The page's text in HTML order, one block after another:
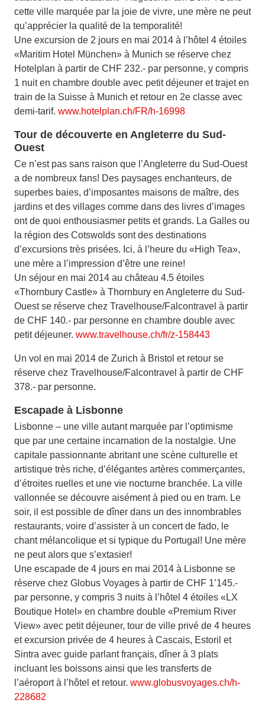
cette ville marquée par la joie de vivre, une mère ne peut
qu’apprécier la qualité de la temporalité!
Une excursion de 2 jours en mai 2014 à l’hôtel 4 étoiles
«Maritim Hotel München» à Munich se réserve chez
Hotelplan à partir de CHF 232.- par personne, y compris
1 nuit en chambre double avec petit déjeuner et trajet en
train de la Suisse à Munich et retour en 2e classe avec
demi-tarif. www.hotelplan.ch/FR/h-16998
Tour de découverte en Angleterre du Sud-
Ouest
Ce n’est pas sans raison que l’Angleterre du Sud-Ouest
a de nombreux fans! Des paysages enchanteurs, de
superbes baies, d’imposantes maisons de maître, des
jardins et des villages comme dans des livres d’images
ont de quoi enthousiasmer petits et grands. La Galles ou
la région des Cotswolds sont des destinations
d’excursions très prisées. Ici, à l’heure du «High Tea»,
une mère a l’impression d’être une reine!
Un séjour en mai 2014 au château 4.5 étoiles
«Thornbury Castle» à Thornbury en Angleterre du Sud-
Ouest se réserve chez Travelhouse/Falcontravel à partir
de CHF 140.- par personne en chambre double avec
petit déjeuner. www.travelhouse.ch/fr/z-158443
Un vol en mai 2014 de Zurich à Bristol et retour se
réserve chez Travelhouse/Falcontravel à partir de CHF
378.- par personne.
Escapade à Lisbonne
Lisbonne – une ville autant marquée par l’optimisme
que par une certaine incarnation de la nostalgie. Une
capitale passionnante abritant une scène culturelle et
artistique très riche, d’élégantes artères commerçantes,
d’étroites ruelles et une vie nocturne branchée. La ville
vallonnée se découvre aisément à pied ou en tram. Le
soir, il est possible de dîner dans un des innombrables
restaurants, voire d’assister à un concert de fado, le
chant mélancolique et si typique du Portugal! Une mère
ne peut alors que s’extasier!
Une escapade de 4 jours en mai 2014 à Lisbonne se
réserve chez Globus Voyages à partir de CHF 1’145.-
par personne, y compris 3 nuits à l’hôtel 4 étoiles «LX
Boutique Hotel» en chambre double «Premium River
View» avec petit déjeuner, tour de ville privé de 4 heures
et excursion privée de 4 heures à Cascais, Estoril et
Sintra avec guide parlant français, dîner à 3 plats
incluant les boissons ainsi que les transferts de
l’aéroport à l’hôtel et retour. www.globusvoyages.ch/h-
228682